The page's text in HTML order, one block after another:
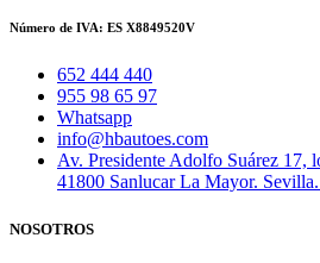
Número de IVA: ES X8849520V
652 444 440
955 98 65 97
Whatsapp
info@hbautoes.com
Av. Presidente Adolfo Suárez 17,
41800 Sanlucar La Mayor. Sevilla.
NOSOTROS